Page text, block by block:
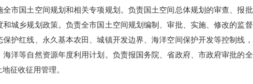
市国土空间规划和相关专项规划。负责国土空间总体规划的审查、报
城乡规划政策。负责全市国土空间规划编制、审批、实施、修改的监
护红线、永久基本农田、城镇开发边界、海洋空间保护开发等控制线
洋等自然资源年度利用计划。负责报国务院、省政府、市政府审批的
征收征用管理。